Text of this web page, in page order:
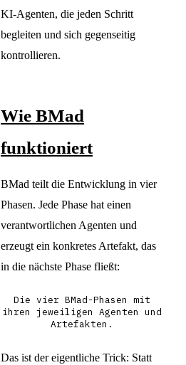
KI-Agenten, die jeden Schritt
begleiten und sich gegenseitig
kontrollieren.
Wie BMad
funktioniert
BMad teilt die Entwicklung in vier
Phasen. Jede Phase hat einen
verantwortlichen Agenten und
erzeugt ein konkretes Artefakt, das
in die nächste Phase fließt:
Die vier BMad-Phasen mit
ihren jeweiligen Agenten und
Artefakten.
Das ist der eigentliche Trick: Statt